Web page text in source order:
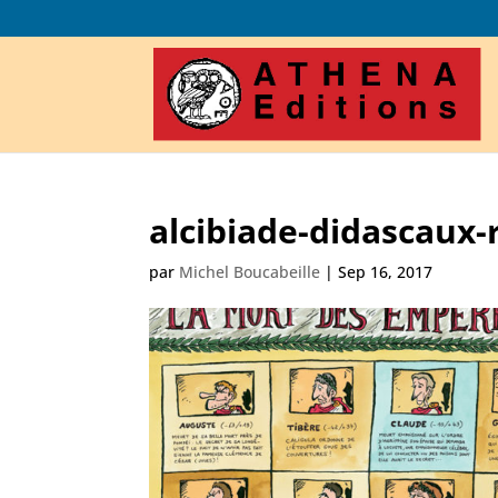
alcibiade-
par Michel Boucabeille |Sep 16, 2017